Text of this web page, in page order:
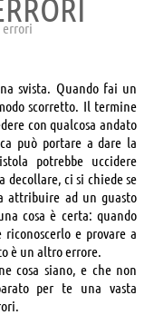
errori
svista. Quando fai un
scorretto. Il termine
con qualcosa andato
può portare a dare la
potrebbe uccidere
decollare, ci si chiede se
attribuire ad un guasto
cosa è certa: quando
e provare a
è un altro errore.
cosa siano, e che non
per te una vasta